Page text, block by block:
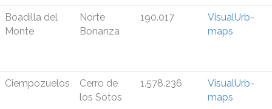
Boadilla del
Monte
Norte
Bonanza
190.017
VisualUrb-
maps
Ciempozuelos
Cerro de
los Sotos
1.578.236
VisualUrb-
maps